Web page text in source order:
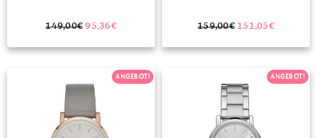
MORGANIT
149,00€ 95,36€ 159,00€ 151,05€
ANGEBOT! ANGEBOT!